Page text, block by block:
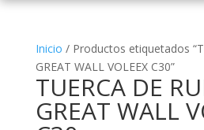
Inicio / Productos etiquetados
GREAT WALL VOLEEX C30”
TUERCA DE
GREAT WALL